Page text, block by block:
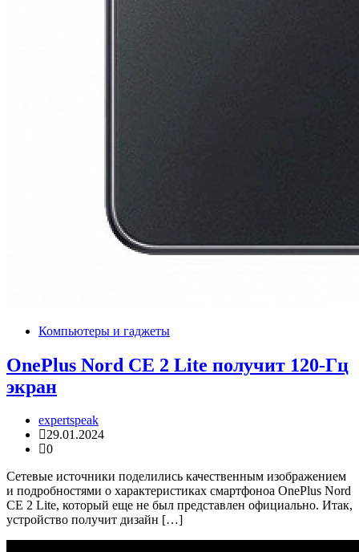
Компьютеры и гаджеты
OnePlus Nord CE 2 Lite получит 120-Гц
экран
expertspeak
29.01.2024
0
Сетевые источники поделились качественным изображением
и подробностями о характеристиках смартфоноа OnePlus Nord
CE 2 Lite, который еще не был представлен официально. Итак,
устройство получит дизайн […]